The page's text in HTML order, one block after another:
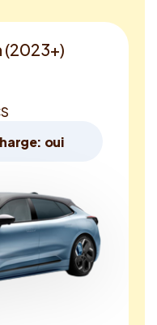
(2023+)
oui